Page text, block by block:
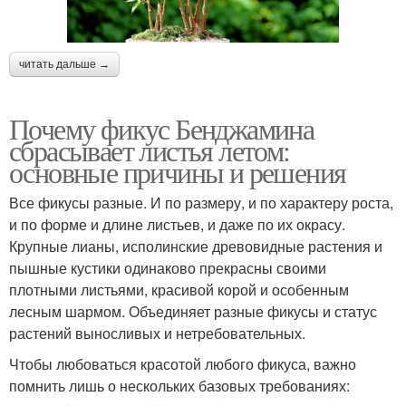
читать дальше →
Почему фикус Бенджамина
сбрасывает листья летом:
основные причины и решения
Все фикусы разные. И по размеру, и по характеру роста,
и по форме и длине листьев, и даже по их окрасу.
Крупные лианы, исполинские древовидные растения и
пышные кустики одинаково прекрасны своими
плотными листьями, красивой корой и особенным
лесным шармом. Объединяет разные фикусы и статус
растений выносливых и нетребовательных.
Чтобы любоваться красотой любого фикуса, важно
помнить лишь о нескольких базовых требованиях: